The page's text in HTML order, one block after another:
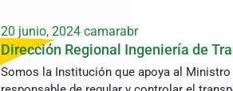
20 junio, 2024 camarabr
Dirección Regional Ingeniería de
Somos la Institución que apoya al